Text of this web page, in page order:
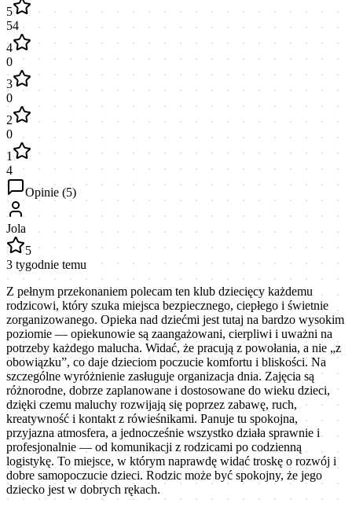
5
54
4
0
3
0
2
0
1
4
Opinie (5)
Jola
5
3 tygodnie temu
Z pełnym przekonaniem polecam ten klub dziecięcy każdemu
rodzicowi, który szuka miejsca bezpiecznego, ciepłego i świetnie
zorganizowanego. Opieka nad dziećmi jest tutaj na bardzo wysokim
poziomie — opiekunowie są zaangażowani, cierpliwi i uważni na
potrzeby każdego malucha. Widać, że pracują z powołania, a nie „z
obowiązku”, co daje dzieciom poczucie komfortu i bliskości. Na
szczególne wyróżnienie zasługuje organizacja dnia. Zajęcia są
różnorodne, dobrze zaplanowane i dostosowane do wieku dzieci,
dzięki czemu maluchy rozwijają się poprzez zabawę, ruch,
kreatywność i kontakt z rówieśnikami. Panuje tu spokojna,
przyjazna atmosfera, a jednocześnie wszystko działa sprawnie i
profesjonalnie — od komunikacji z rodzicami po codzienną
logistykę. To miejsce, w którym naprawdę widać troskę o rozwój i
dobre samopoczucie dzieci. Rodzic może być spokojny, że jego
dziecko jest w dobrych rękach.